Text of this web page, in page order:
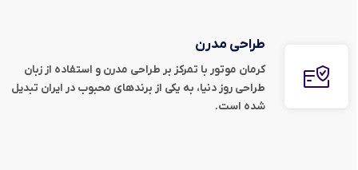
طراحی مدرن
کرمان موتور با تمرکز بر طراحی مدرن و استفاده از زبان
طراحی روز دنیا، به یکی از برند‌های محبوب در ایران تبدیل
شده است.